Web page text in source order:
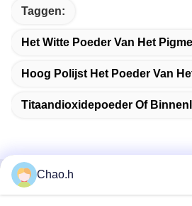
Taggen:
Het Witte Poeder Van Het
Hoog Polijst Het Poeder Van
Titaandioxidepoeder Of
Snel contact
Chao.h